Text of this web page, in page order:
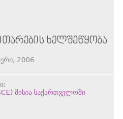
ᲮᲔᲚᲨᲔᲬᲧᲝᲑᲐ
2006
მისია საქართველოში